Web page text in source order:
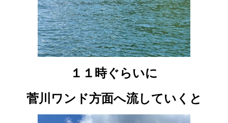
１１時ぐらいに
菅川ワンド方面へ流していくと